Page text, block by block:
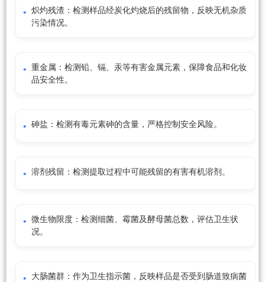
炽灼残渣：检测样品经炭化灼烧后的残留物，反映无机杂质
污染情况。
重金属：检测铅、镉、汞等有害金属元素，保障食品和化妆
品安全性。
砷盐：检测有毒元素砷的含量，严格控制安全风险。
溶剂残留：检测提取过程中可能残留的有害有机溶剂。
微生物限度：检测细菌、霉菌及酵母菌总数，评估卫生状
况。
大肠菌群：作为卫生指示菌，反映样品是否受到肠道致病菌